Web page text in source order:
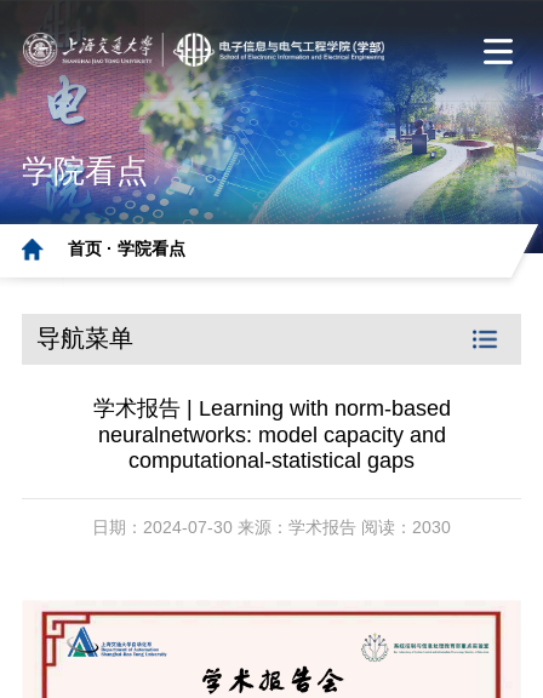
学院看点
首页 · 学院看点
导航菜单
学术报告 | Learning with norm-based
neuralnetworks: model capacity and
computational-statistical gaps
日期：2024-07-30 来源：学术报告 阅读：2030